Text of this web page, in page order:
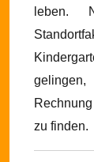
leben.
gelingen,
zu finden.